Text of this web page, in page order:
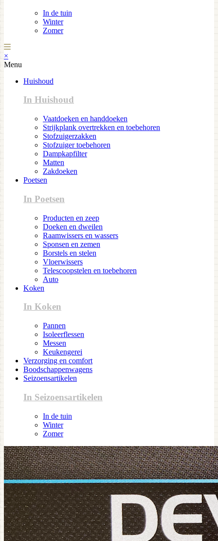
In de tuin
Winter
Zomer
×
Menu
Huishoud
In Huishoud
Vaatdoeken en handdoeken
Strijkplank overtrekken en toebehoren
Stofzuigerzakken
Stofzuiger toebehoren
Dampkapfilter
Matten
Zakdoeken
Poetsen
In Poetsen
Producten en zeep
Doeken en dweilen
Raamwissers en wassers
Sponsen en zemen
Borstels en stelen
Vloerwissers
Telescoopstelen en toebehoren
Auto
Koken
In Koken
Pannen
Isoleerflessen
Messen
Keukengerei
Verzorging en comfort
Boodschappenwagens
Seizoensartikelen
In Seizoensartikelen
In de tuin
Winter
Zomer